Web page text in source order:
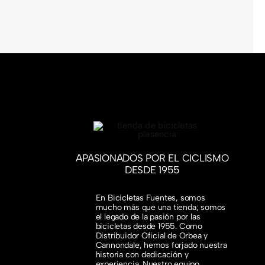
APASIONADOS POR EL CICLISMO
DESDE 1955
En Bicicletas Fuentes, somos
mucho más que una tienda; somos
el legado de la pasión por las
bicicletas desde 1955. Como
Distribuidor Oficial de Orbea y
Cannondale, hemos forjado nuestra
historia con dedicación y